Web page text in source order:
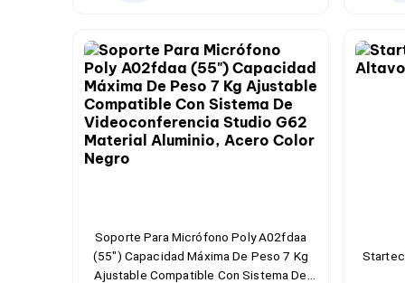
Protectores para Cables
Cables para Impresoras
Cableado Estructurado
Sujetadores de Cables
Adaptadores
Adaptadores PC
Adaptadores PC IDE
Adaptadores PC Teclado
Soporte Para Micrófono Poly A02fdaa
(55") Capacidad Máxima De Peso 7 Kg
Ajustable Compatible Con Sistema De